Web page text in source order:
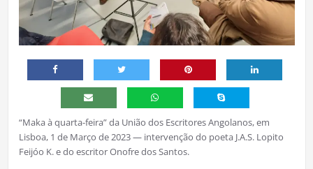
“Maka à quarta-feira” da União dos Escritores Angolanos, em
Lisboa, 1 de Março de 2023 — intervenção do poeta J.A.S. Lopito
Feijóo K. e do escritor Onofre dos Santos.